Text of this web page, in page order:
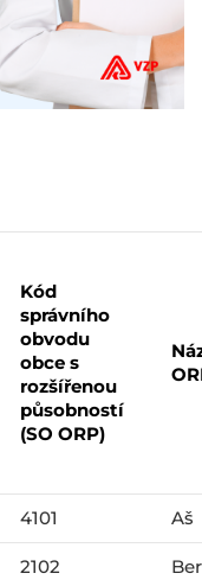
Kód
správního
obvodu
obce s
rozšířenou
působností
(SO ORP)
4101 Aš
2102